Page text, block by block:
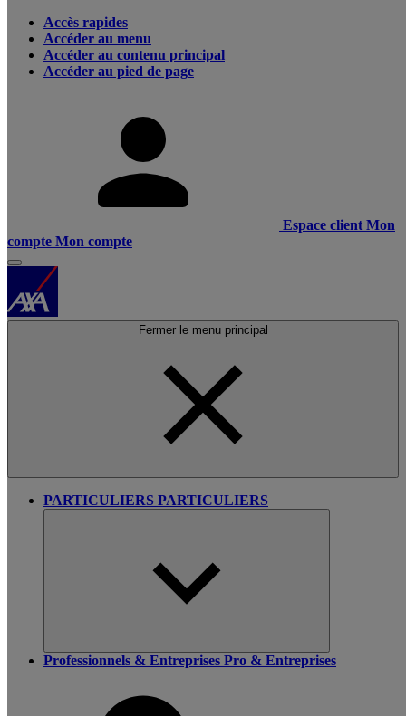
Accès rapides
Accéder au menu
Accéder au contenu principal
Accéder au pied de page
Espace client Mon
compte Mon compte
Fermer le menu principal
PARTICULIERS PARTICULIERS
Professionnels & Entreprises Pro & Entreprises